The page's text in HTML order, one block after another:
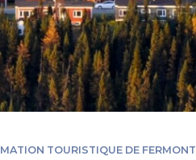
TOURISTIQUE DE FERMONT